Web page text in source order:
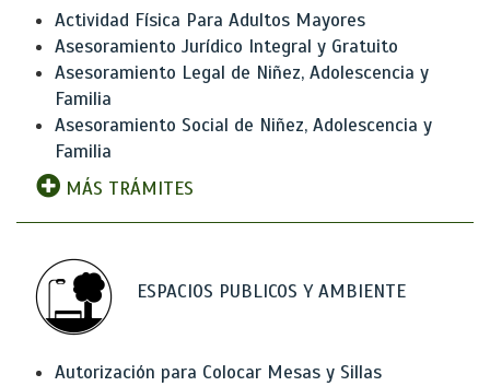
Actividad Física Para Adultos Mayores
Asesoramiento Jurídico Integral y Gratuito
Asesoramiento Legal de Niñez, Adolescencia y
Familia
Asesoramiento Social de Niñez, Adolescencia y
Familia
MÁS TRÁMITES
ESPACIOS PUBLICOS Y AMBIENTE
Autorización para Colocar Mesas y Sillas